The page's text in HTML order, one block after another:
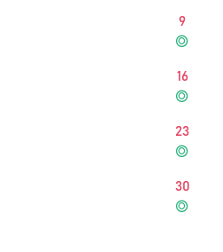
9
16
23
30